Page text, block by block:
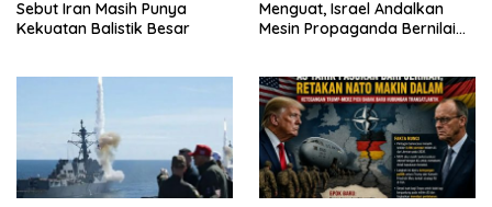
Sebut Iran Masih Punya
Kekuatan Balistik Besar
Menguat, Israel Andalkan
Mesin Propaganda Bernilai